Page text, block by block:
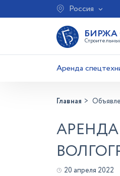
Россия
БИРЖА
Аренда
Главная
АРЕНДА
20 апреля 2022